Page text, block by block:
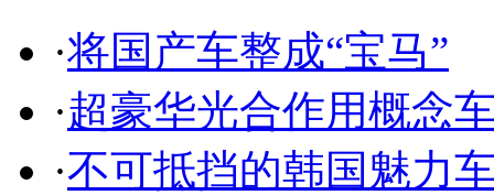
·将国产车整成“宝马”
·超豪华光合作用概念
·不可抵挡的韩国魅力